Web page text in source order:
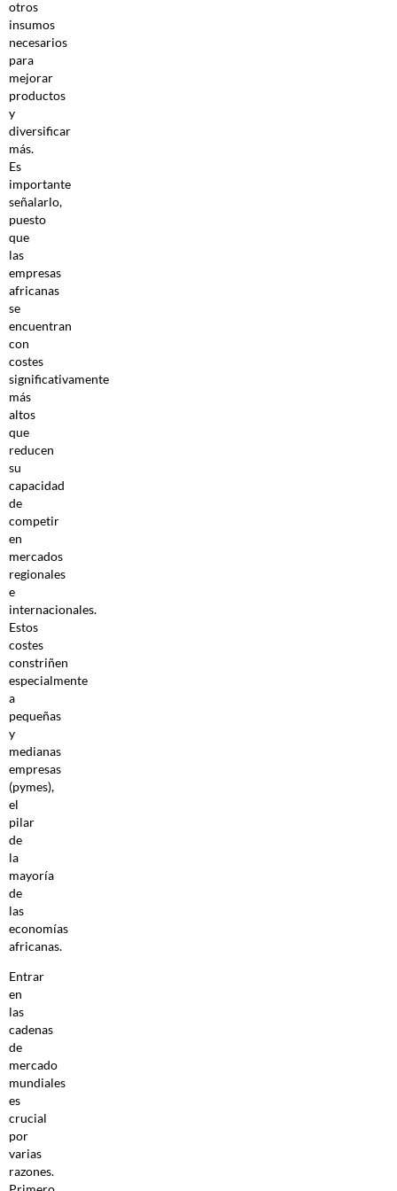
otros
insumos
necesarios
para
mejorar
productos
y
diversificar
más.
Es
importante
señalarlo,
puesto
que
las
empresas
africanas
se
encuentran
con
costes
significativamente
más
altos
que
reducen
su
capacidad
de
competir
en
mercados
regionales
e
internacionales.
Estos
costes
constriñen
especialmente
a
pequeñas
y
medianas
empresas
(pymes),
el
pilar
de
la
mayoría
de
las
economías
africanas.
Entrar
en
las
cadenas
de
mercado
mundiales
es
crucial
por
varias
razones.